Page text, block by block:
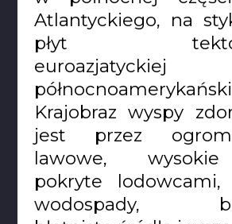
Atlantyckiego, na
płyt
Krajobraz wyspy
jest przez
lawowe,
pokryte lodowcami,
wodospady,